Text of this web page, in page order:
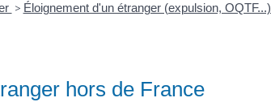
> Éloignement d'un étranger (expulsion, OQTF...)
hors de France